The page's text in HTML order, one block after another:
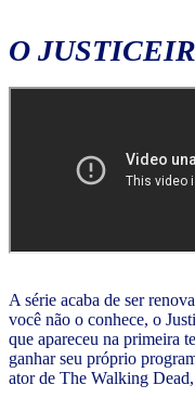
O
A série acaba de ser
você não o conhece, o
que apareceu na primeira
ganhar seu próprio
ator de The Walking